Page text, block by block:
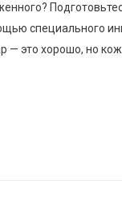
специального
— это хорошо, но